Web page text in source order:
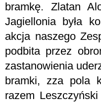
bramkę. Zlatan
Jagiellonia była
akcja naszego
podbita przez
zastanowienia
bramki, zza pola
razem